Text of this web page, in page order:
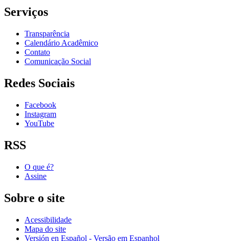
Serviços
Transparência
Calendário Acadêmico
Contato
Comunicação Social
Redes Sociais
Facebook
Instagram
YouTube
RSS
O que é?
Assine
Sobre o site
Acessibilidade
Mapa do site
Versión en Español - Versão em Espanhol